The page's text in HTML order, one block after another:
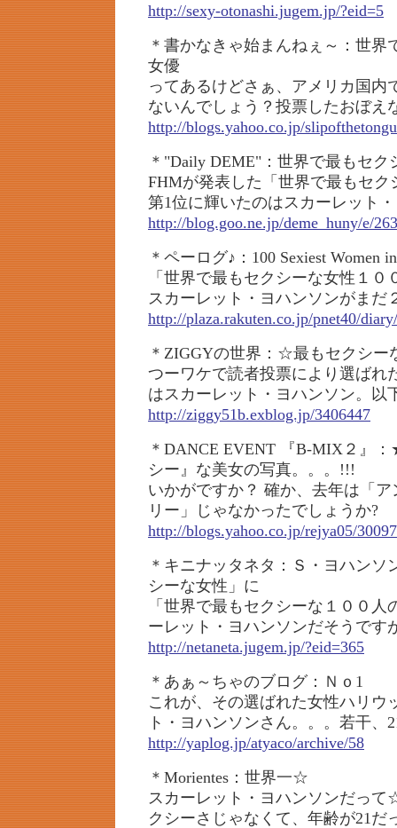
http://sexy-otonashi.jugem.jp/?eid=5
＊書かなきゃ始まんねぇ～：世界
女優
ってあるけどさぁ、アメリカ国内
ないんでしょう？投票したおぼえ
http://blogs.yahoo.co.jp/
＊"Daily DEME"：世界で最もセク
FHMが発表した「世界で最もセク
第1位に輝いたのはスカーレット
http://blog.goo.ne.jp/deme_huny/e/
＊ペーログ♪：100 Sexiest Women
「世界で最もセクシーな女性１
スカーレット・ヨハンソンがまだ
http://plaza.rakuten.co.jp/pnet40/
＊ZIGGYの世界：☆最もセクシ
つーワケで読者投票により選ばれ
はスカーレット・ヨハンソン。以
http://ziggy51b.exblog.jp/3406447
＊DANCE EVENT 『B-MIX２』
シー』な美女の写真。。。!!!
いかがですか？ 確か、去年は「
リー」じゃなかったでしょうか?
http://blogs.yahoo.co.jp/rejya05/
＊キニナッタネタ：Ｓ・ヨハンソ
シーな女性」に
「世界で最もセクシーな１００
ーレット・ヨハンソンだそうです
http://netaneta.jugem.jp/?eid=365
＊あぁ～ちゃのブログ：Ｎｏ1
これが、その選ばれた女性ハリウ
ト・ヨハンソンさん。。。若干、
http://yaplog.jp/atyaco/archive/58
＊Morientes：世界一☆
スカーレット・ヨハンソンだっ
クシーさじゃなくて、年齢が21だ